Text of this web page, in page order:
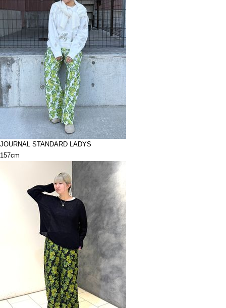
JOURNAL STANDARD LADYS
157cm